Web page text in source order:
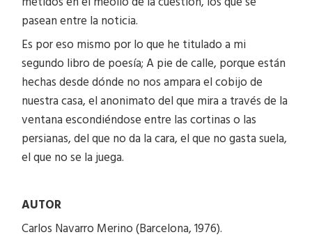
pasean entre la noticia.
Es por eso mismo por lo que he titulado a mi
segundo libro de poesía; A pie de calle, porque están
hechas desde dónde no nos ampara el cobijo de
nuestra casa, el anonimato del que mira a través de la
ventana escondiéndose entre las cortinas o las
persianas, del que no da la cara, el que no gasta suela,
el que no se la juega.
AUTOR
Carlos Navarro Merino (Barcelona, 1976).